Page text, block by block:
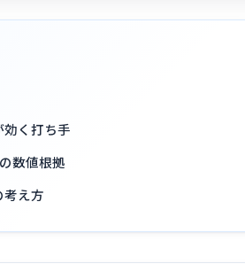
く打ち手
数値根拠
え方